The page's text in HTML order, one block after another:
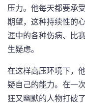
压力。他每天都要承
期望，这种持续性的
涯中的各种伤病、比
生疑虑。
在这样高压环境下，
疑自己的能力。在一
狂又幽默的人物打破